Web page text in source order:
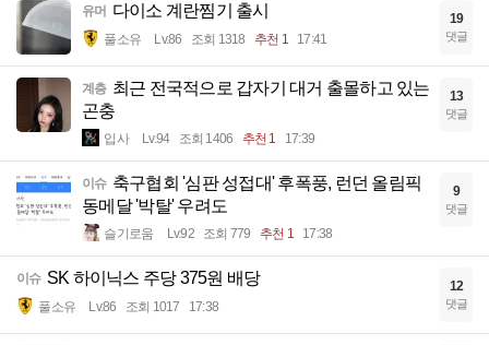
유머 다이소 계란찜기 출시
풀소유 Lv.86 조회 1318 추천 1 17:41
19
댓글
계층 최근 전국적으로 갑자기 대거 출몰하고 있는
곤충
입사 Lv.94 조회 1406 추천 1 17:39
13
댓글
이슈 축구협회 '심판 성접대' 후폭풍, 런던 올림픽
동메달 '박탈' 우려도
슬기로움 Lv.92 조회 779 추천 1 17:38
9
댓글
이슈 SK 하이닉스 주당 375원 배당
풀소유 Lv.86 조회 1017 17:38
12
댓글